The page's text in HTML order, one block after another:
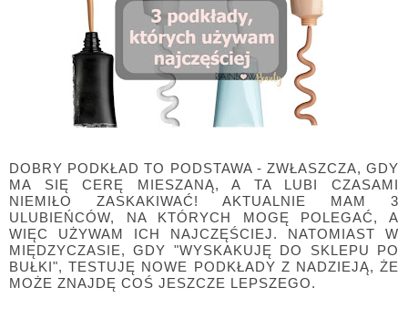
DOBRY PODKŁAD TO PODSTAWA - ZWŁASZCZA, GDY
MA SIĘ CERĘ MIESZANĄ, A TA LUBI CZASAMI
NIEMIŁO ZASKAKIWAĆ! AKTUALNIE MAM 3
ULUBIEŃCÓW, NA KTÓRYCH MOGĘ POLEGAĆ, A
WIĘC UŻYWAM ICH NAJCZĘŚCIEJ. NATOMIAST W
MIĘDZYCZASIE, GDY "WYSKAKUJĘ DO SKLEPU PO
BUŁKI", TESTUJĘ NOWE PODKŁADY Z NADZIEJĄ, ŻE
MOŻE ZNAJDĘ COŚ JESZCZE LEPSZEGO.